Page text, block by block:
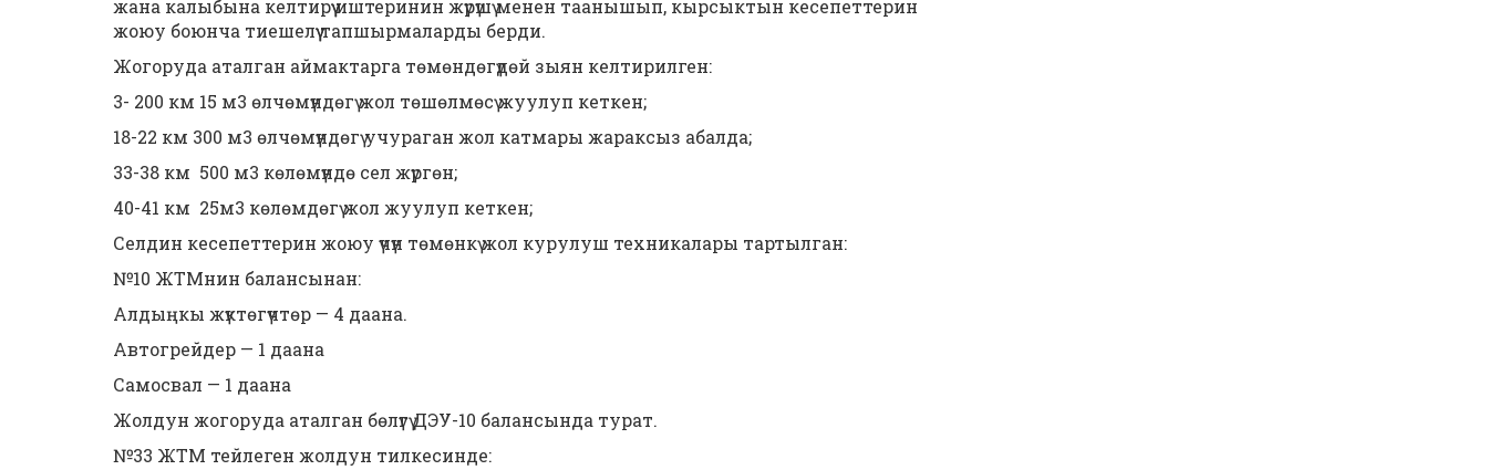
жана калыбына келтирүү иштеринин жүрүшү менен таанышып, кырсыктын кесепеттерин
жоюу боюнча тиешелүү тапшырмаларды берди.
Жогоруда аталган аймактарга төмөндөгүдөй зыян келтирилген:
3- 200 км 15 м3 өлчөмүндөгү жол төшөлмөсү жуулуп кеткен;
18-22 км 300 м3 өлчөмүндөгү учураган жол катмары жараксыз абалда;
33-38 км 500 м3 көлөмүндө сел жүргөн;
40-41 км 25м3 көлөмдөгү жол жуулуп кеткен;
Селдин кесепеттерин жоюу үчүн төмөнкү жол курулуш техникалары тартылган:
№10 ЖТМнин балансынан:
Алдыңкы жүктөгүчтөр — 4 даана.
Автогрейдер — 1 даана
Самосвал — 1 даана
Жолдун жогоруда аталган бөлүгү ДЭУ-10 балансында турат.
№33 ЖТМ тейлеген жолдун тилкесинде: